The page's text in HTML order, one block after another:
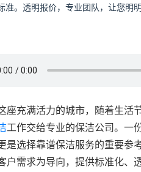
准。透明报价，专业团队，让您明
座充满活力的城市，随着生活
工作交给专业的保洁公司。一
是选择靠谱保洁服务的重要参
户需求为导向，提供标准化、